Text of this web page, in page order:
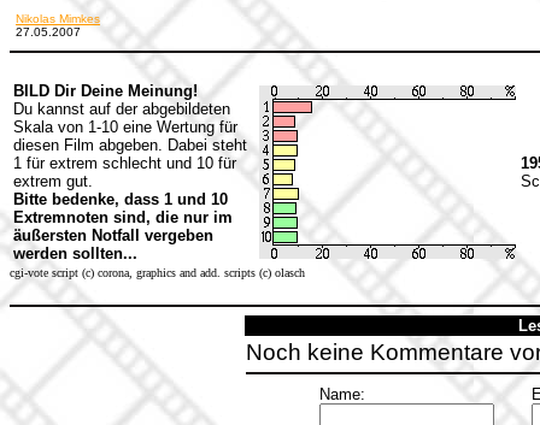
Nikolas Mimkes
27.05.2007
BILD Dir Deine Meinung!
Du kannst auf der abgebildeten
Skala von 1-10 eine Wertung für
diesen Film abgeben. Dabei steht
1 für extrem schlecht und 10 für
extrem gut.
Bitte bedenke, dass 1 und 10
Extremnoten sind, die nur im
äußersten Notfall vergeben
werden sollten...
cgi-vote script (c) corona, graphics and add. scripts (c) olasch
Noch keine Kommentare
Name: